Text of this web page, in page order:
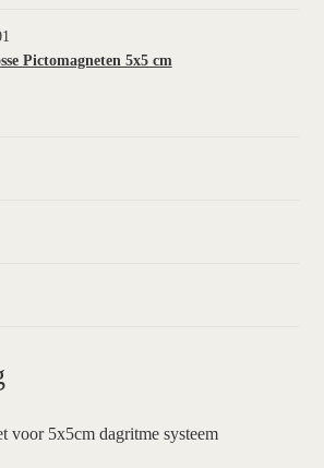
Pictomagneten 5x5 cm
voor 5x5cm dagritme systeem